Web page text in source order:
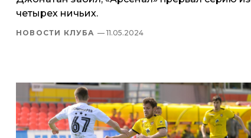
четырех ничьих.
НОВОСТИ КЛУБА — 11.05.2024